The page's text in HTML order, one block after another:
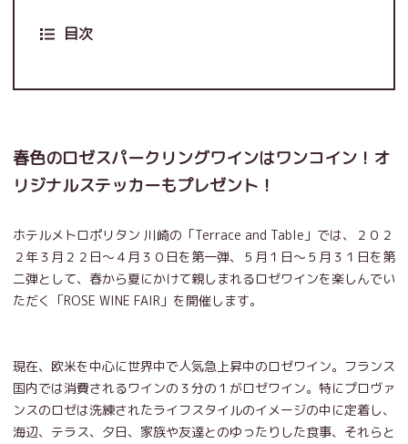
目次
春色のロゼスパークリングワインはワンコイン！オ
リジナルステッカーもプレゼント！
ホテルメトロポリタン 川崎の「Terrace and Table」では、２０２
２年３月２２日～４月３０日を第一弾、５月１日～５月３１日を第
二弾として、春から夏にかけて親しまれるロゼワインを楽しんでい
ただく「ROSE WINE FAIR」を開催します。
現在、欧米を中心に世界中で人気急上昇中のロゼワイン。フランス
国内では消費されるワインの３分の１がロゼワイン。特にプロヴァ
ンスのロゼは洗練されたライフスタイルのイメージの中に定着し、
海辺、テラス、夕日、家族や友達とのゆったりした食事、それらと